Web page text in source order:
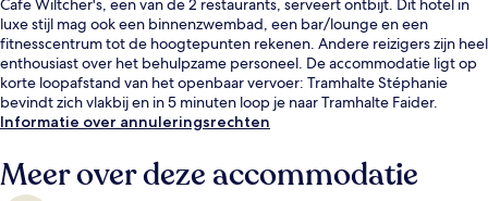
Cafe Wiltcher's, een van de 2 restaurants, serveert ontbijt. Dit hotel in
luxe stijl mag ook een binnenzwembad, een bar/lounge en een
fitnesscentrum tot de hoogtepunten rekenen. Andere reizigers zijn heel
enthousiast over het behulpzame personeel. De accommodatie ligt op
korte loopafstand van het openbaar vervoer: Tramhalte Stéphanie
bevindt zich vlakbij en in 5 minuten loop je naar Tramhalte Faider.
Informatie over annuleringsrechten
Meer over deze accommodatie